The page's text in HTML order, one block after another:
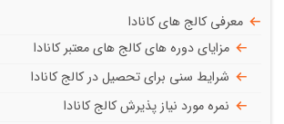
معرفی کالج های کانادا
مزایای دوره های کالج های معتبر کانادا
شرایط سنی برای تحصیل در کالج کانادا
نمره مورد نیاز پذیرش کالج کانادا